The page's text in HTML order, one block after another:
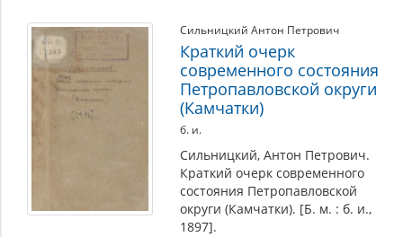
Сильницкий Антон Петрович
Краткий очерк
современного состояния
Петропавловской округи
(Камчатки)
б. и.
Сильницкий, Антон Петрович.
Краткий очерк современного
состояния Петропавловской
округи (Камчатки). [Б. м. : б. и.,
1897].